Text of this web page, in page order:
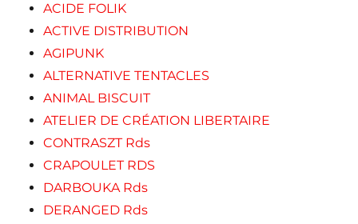
ACIDE FOLIK
ACTIVE DISTRIBUTION
AGIPUNK
ALTERNATIVE TENTACLES
ANIMAL BISCUIT
ATELIER DE CRÉATION LIBERTAIRE
CONTRASZT Rds
CRAPOULET RDS
DARBOUKA Rds
DERANGED Rds